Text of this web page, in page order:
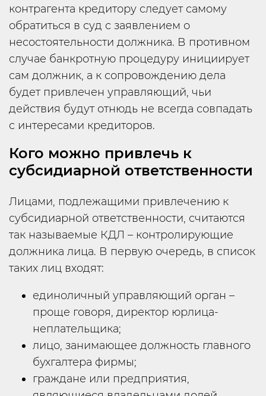
контрагента кредитору следует самому
обратиться в суд с заявлением о
несостоятельности должника. В противном
случае банкротную процедуру инициирует
сам должник, а к сопровождению дела
будет привлечен управляющий, чьи
действия будут отнюдь не всегда совпадать
с интересами кредиторов.
Кого можно привлечь к
субсидиарной ответственности
Лицами, подлежащими привлечению к
субсидиарной ответственности, считаются
так называемые КДЛ – контролирующие
должника лица. В первую очередь, в список
таких лиц входят:
единоличный управляющий орган –
проще говоря, директор юрлица-
неплательщика;
лицо, занимающее должность главного
бухгалтера фирмы;
граждане или предприятия,